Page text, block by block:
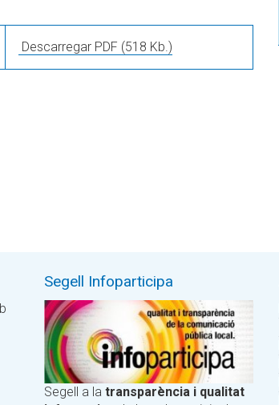
Descarregar PDF (518 Kb.)
Segell Infoparticipa
Segell a la transparència i qualitat